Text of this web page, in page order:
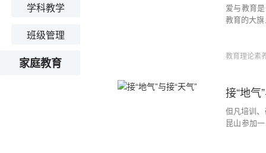
学科教学
班级管理
家庭教育
爱与教育
教育的大
感，没有
教育理论素
接“地气
但凡培训
昆山参加